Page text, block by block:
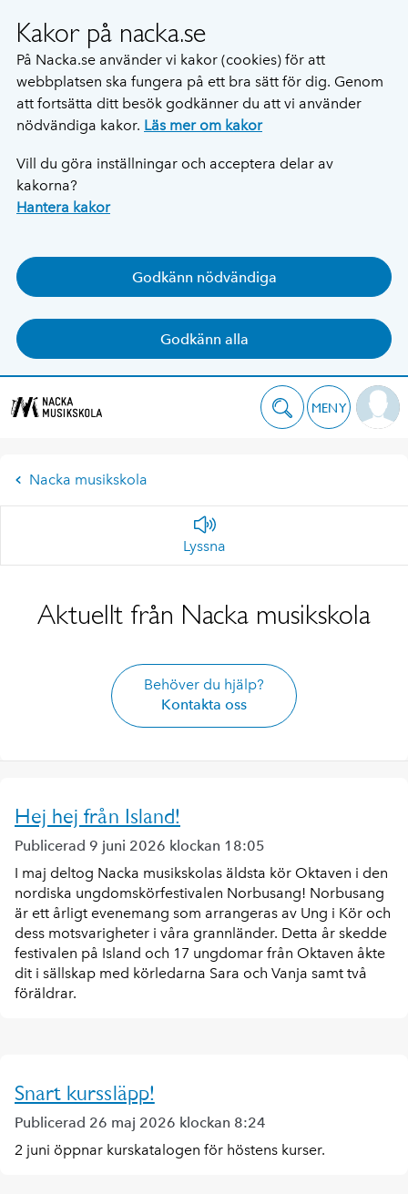
Kakor på nacka.se
På Nacka.se använder vi kakor (cookies) för att
webbplatsen ska fungera på ett bra sätt för dig. Genom
att fortsätta ditt besök godkänner du att vi använder
nödvändiga kakor. Läs mer om kakor
Vill du göra inställningar och acceptera delar av
kakorna?
Hantera kakor
Godkänn nödvändiga
Godkänn alla
MENY
Nacka musikskola
Lyssna
Aktuellt från Nacka musikskola
Behöver du hjälp?
Kontakta oss
Hej hej från Island!
Publicerad 9 juni 2026 klockan 18:05
I maj deltog Nacka musikskolas äldsta kör Oktaven i den
nordiska ungdomskörfestivalen Norbusang! Norbusang
är ett årligt evenemang som arrangeras av Ung i Kör och
dess motsvarigheter i våra grannländer. Detta år skedde
festivalen på Island och 17 ungdomar från Oktaven åkte
dit i sällskap med körledarna Sara och Vanja samt två
föräldrar.
Snart kurssläpp!
Publicerad 26 maj 2026 klockan 8:24
2 juni öppnar kurskatalogen för höstens kurser.